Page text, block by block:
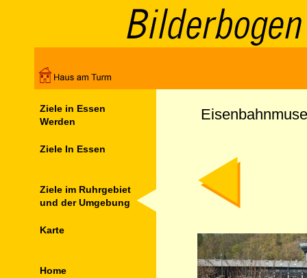
Ziele in Essen
Werden
Ziele In Essen
Ziele im Ruhrgebiet
und der Umgebung
Karte
Home